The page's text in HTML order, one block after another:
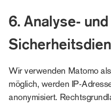
6. Analyse- und
Wir verwenden Matomo
möglich, werden IP-
anonymisiert.